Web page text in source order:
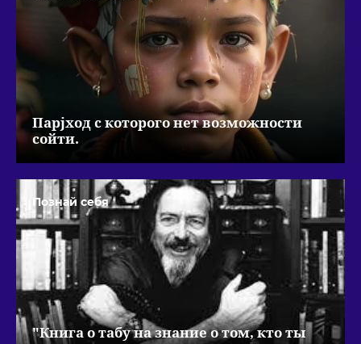
Парjход с которого нет возможности
сойти.
Познай себя
"Книга о табу на знание о том, кто ты